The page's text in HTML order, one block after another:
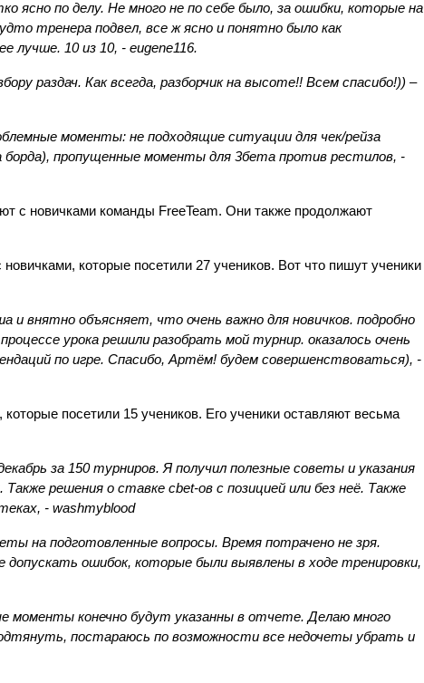
ясно по делу. Не много не по себе было, за ошибки, которые на
тренера подвел, все ж ясно и понятно было как
10 из 10, - eugene116.
раздач. Как всегда, разборчик на высоте!! Всем спасибо!)) –
моменты: не подходящие ситуации для чек/рейза
пропущенные моменты для 3бета против рестилов, -
с новичками команды FreeTeam. Они также продолжают
которые посетили 27 учеников. Вот что пишут ученики
и внятно объясняет, что очень важно для новичков. подробно
урока решили разобрать мой турнир. оказалось очень
по игре. Спасибо, Артём! будем совершенствоваться), -
посетили 15 учеников. Его ученики оставляют весьма
за 150 турниров. Я получил полезные советы и указания
Также решения о ставке cbet-ов с позицией или без неё. Также
- washmyblood
на подготовленные вопросы. Время потрачено не зря.
ошибок, которые были выявлены в ходе тренировки,
моменты конечно будут указанны в отчете. Делаю много
постараюсь по возможности все недочеты убрать и